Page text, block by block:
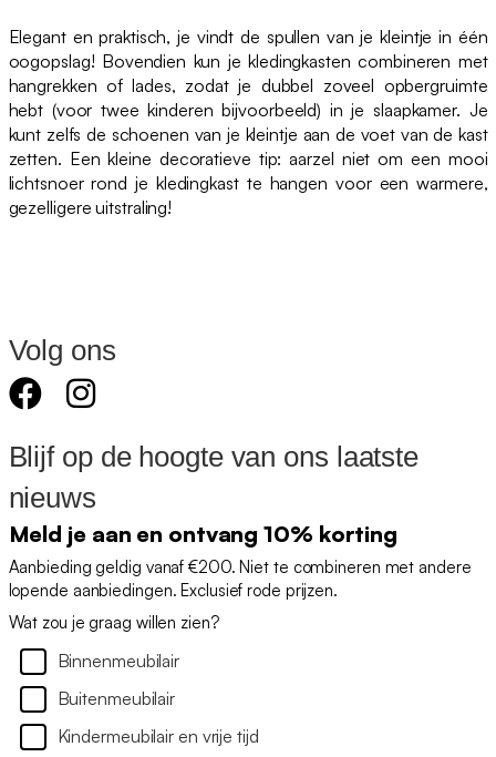
Elegant en praktisch, je vindt de spullen van je kleintje in één
oogopslag! Bovendien kun je kledingkasten combineren met
hangrekken of lades, zodat je dubbel zoveel opbergruimte
hebt (voor twee kinderen bijvoorbeeld) in je slaapkamer. Je
kunt zelfs de schoenen van je kleintje aan de voet van de kast
zetten. Een kleine decoratieve tip: aarzel niet om een mooi
lichtsnoer rond je kledingkast te hangen voor een warmere,
gezelligere uitstraling!
Volg ons
Blijf op de hoogte van ons laatste
nieuws
Meld je aan en ontvang 10% korting
Aanbieding geldig vanaf €200. Niet te combineren met andere
lopende aanbiedingen. Exclusief rode prijzen.
Wat zou je graag willen zien?
Binnenmeubilair
Buitenmeubilair
Kindermeubilair en vrije tijd